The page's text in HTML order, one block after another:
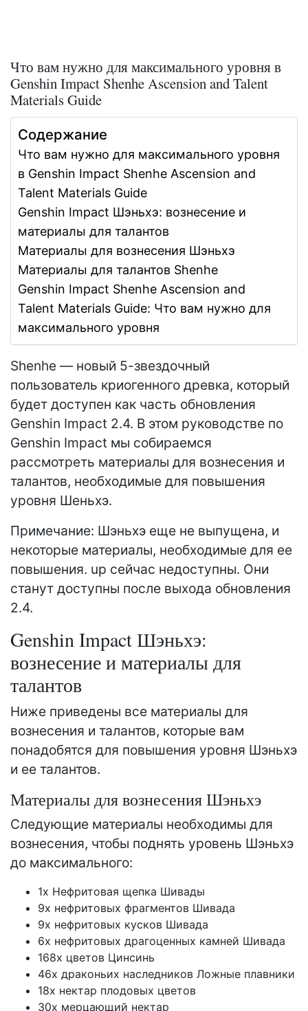
Что вам нужно для максимального уровня в
Genshin Impact Shenhe Ascension and Talent
Materials Guide
Содержание
Что вам нужно для максимального уровня
в Genshin Impact Shenhe Ascension and
Talent Materials Guide
Genshin Impact Шэньхэ: вознесение и
материалы для талантов
Материалы для вознесения Шэньхэ
Материалы для талантов Shenhe
Genshin Impact Shenhe Ascension and
Talent Materials Guide: Что вам нужно для
максимального уровня
Shenhe — новый 5-звездочный
пользователь криогенного древка, который
будет доступен как часть обновления
Genshin Impact 2.4. В этом руководстве по
Genshin Impact мы собираемся
рассмотреть материалы для вознесения и
талантов, необходимые для повышения
уровня Шеньхэ.
Примечание: Шэньхэ еще не выпущена, и
некоторые материалы, необходимые для ее
повышения. up сейчас недоступны. Они
станут доступны после выхода обновления
2.4.
Genshin Impact Шэньхэ:
вознесение и материалы для
талантов
Ниже приведены все материалы для
вознесения и талантов, которые вам
понадобятся для повышения уровня Шэньхэ
и ее талантов.
Материалы для вознесения Шэньхэ
Следующие материалы необходимы для
вознесения, чтобы поднять уровень Шэньхэ
до максимального:
1x Нефритовая щепка Шивады
9x нефритовых фрагментов Шивада
9x нефритовых кусков Шивада
6x нефритовых драгоценных камней Шивада
168x цветов Цинсинь
46x драконьих наследников Ложные плавники
18x нектар плодовых цветов
30x мерцающий нектар